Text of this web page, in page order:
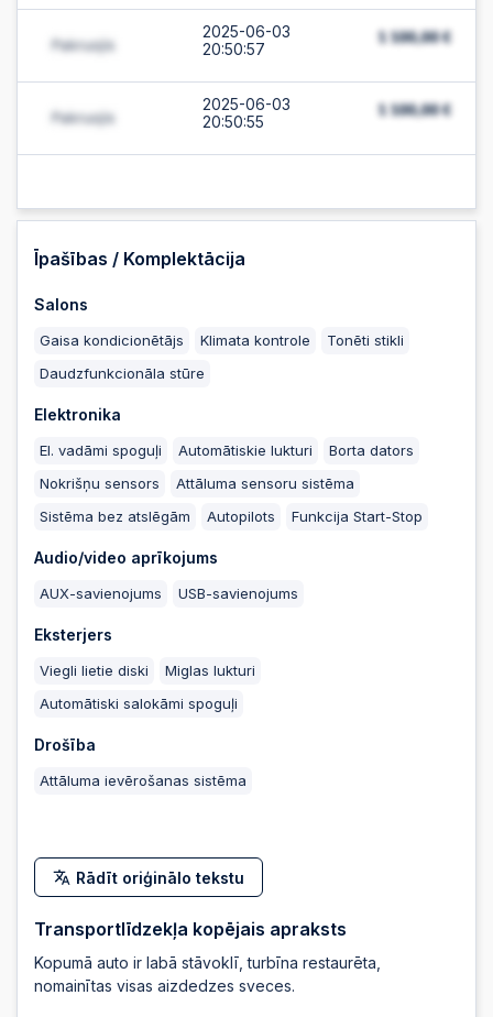
2025-06-03
20:50:57
2025-06-03
20:50:55
2025-06-03 20:50:51
20:50:46
20:50:38
20:50:36
20:50:36
2025-06-03
20:50:34
2025-06-03
20:50:23
Īpašības / Komplektācija
Salons
Gaisa kondicionētājs Klimata kontrole
Tonēti stikli
Daudzfunkcionāla stūre
Elektronika
El. vadāmi spoguļi Automātiskie lukturi
Borta dators
Nokrišņu sensors
Attāluma sensoru sistēma
Sistēma bez atslēgām
Autopilots Funkcija Start-Stop
Audio/video aprīkojums
AUX-savienojums USB-savienojums
Eksterjers
Viegli lietie diski
Miglas lukturi
Automātiski salokāmi spoguļi
Drošība
Attāluma ievērošanas sistēma
Rādīt oriģinālo tekstu
Transportlīdzekļa kopējais apraksts
Kopumā auto ir labā stāvoklī, turbīna restaurēta,
nomainītas visas aizdedzes sveces.